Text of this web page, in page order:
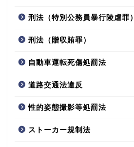
刑法（特別公務員暴行陵虐罪）
刑法（贈収賄罪）
自動車運転死傷処罰法
道路交通法違反
性的姿態撮影等処罰法
ストーカー規制法